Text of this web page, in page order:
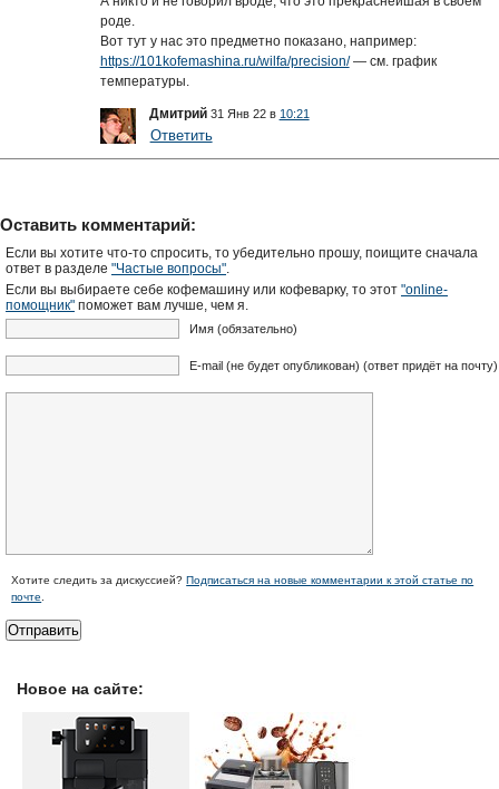
роде.
Вот тут у нас это предметно показано, например:
https://101kofemashina.ru/wilfa/precision/— см. график
температуры.
Дмитрий 31 Янв 22 в 10:21
Ответить
Оставить комментарий:
Если вы хотите что-то спросить, то убедительно прошу, поищите сначала
ответ в разделе "Частые вопросы".
Если вы выбираете себе кофемашину или кофеварку, то этот "online-
помощник" поможет вам лучше, чем я.
Имя (обязательно)
E-mail (не будет опубликован) (ответ придёт на почту)
Хотите следить за дискуссией?Подписаться на новые комментарии к этой статье по
почте.
Новое на сайте: